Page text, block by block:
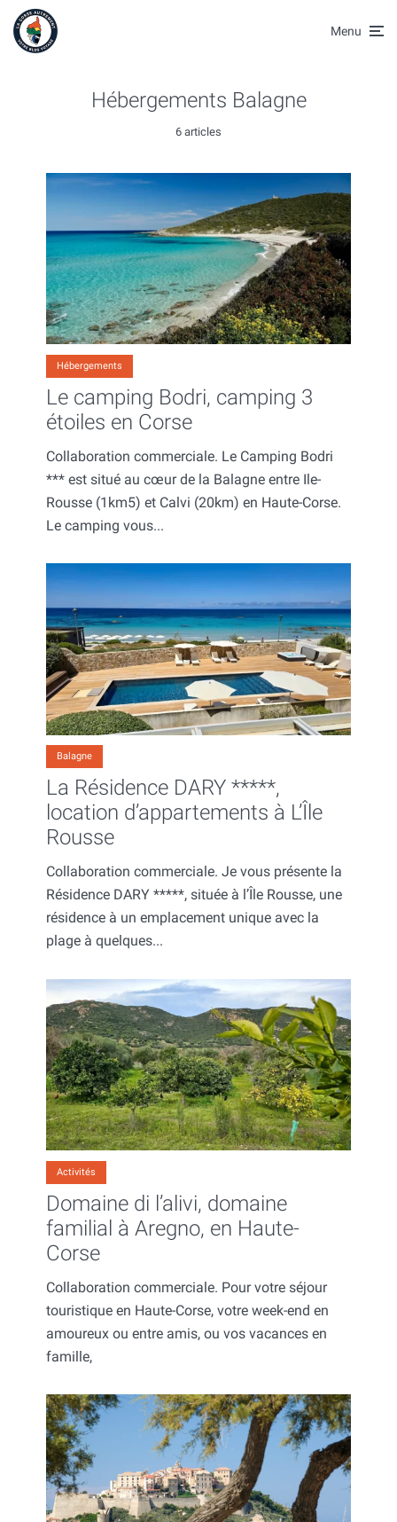
Menu
Hébergements Balagne
6 articles
Hébergements
Le camping Bodri, camping 3
étoiles en Corse
Collaboration commerciale. Le Camping Bodri
*** est situé au cœur de la Balagne entre Ile-
Rousse (1km5) et Calvi (20km) en Haute-Corse.
Le camping vous...
Balagne
La Résidence DARY *****,
location d’appartements à L’Île
Rousse
Collaboration commerciale. Je vous présente la
Résidence DARY *****, située à l’Île Rousse, une
résidence à un emplacement unique avec la
plage à quelques...
Activités
Domaine di l’alivi, domaine
familial à Aregno, en Haute-
Corse
Collaboration commerciale. Pour votre séjour
touristique en Haute-Corse, votre week-end en
amoureux ou entre amis, ou vos vacances en
famille,